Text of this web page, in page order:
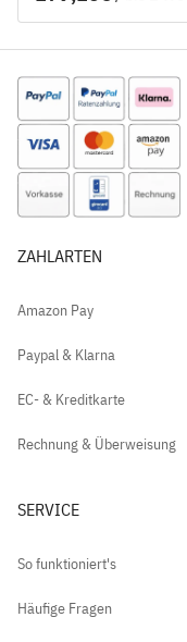
ZAHLARTEN
Amazon Pay
Paypal & Klarna
EC- & Kreditkarte
Rechnung & Überweisung
SERVICE
So funktioniert's
Häufige Fragen